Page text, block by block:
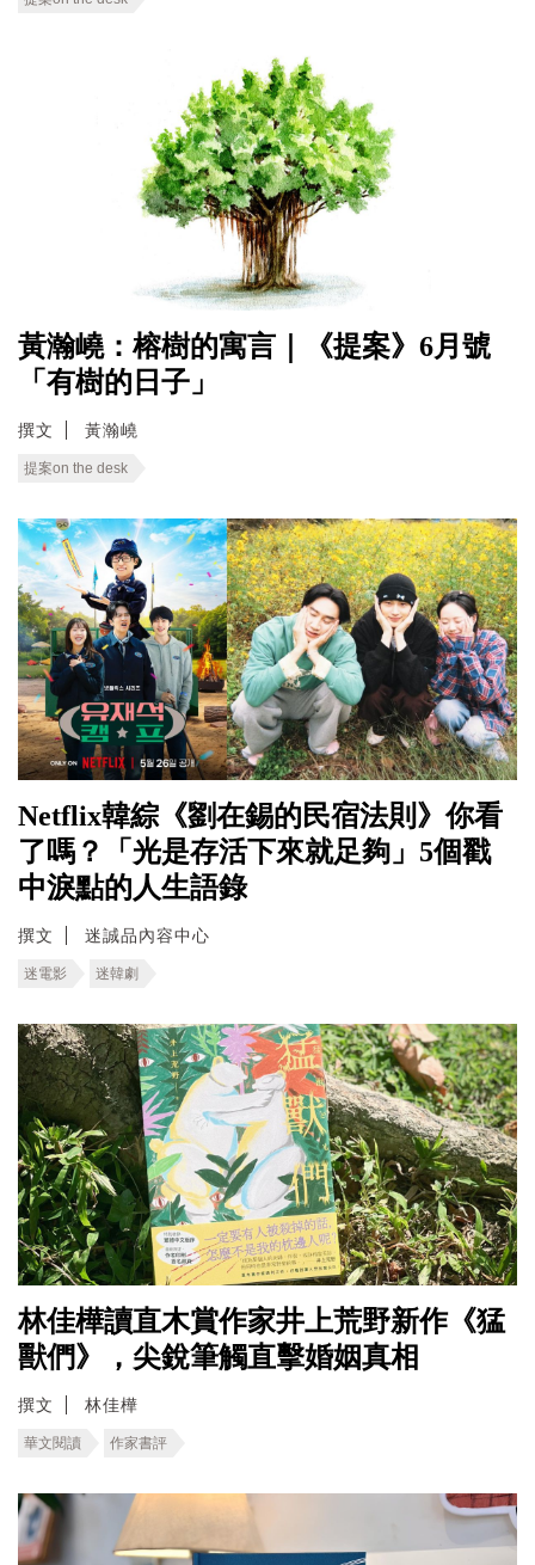
黃瀚嶢：榕樹的寓言｜《提案》6月號
「有樹的日子」
撰文 黃瀚嶢
提案on the desk
Netflix韓綜《劉在錫的民宿法則》你看
了嗎？「光是存活下來就足夠」5個戳
中淚點的人生語錄
撰文 迷誠品內容中心
迷電影 迷韓劇
林佳樺讀直木賞作家井上荒野新作《猛
獸們》，尖銳筆觸直擊婚姻真相
撰文 林佳樺
華文閱讀 作家書評